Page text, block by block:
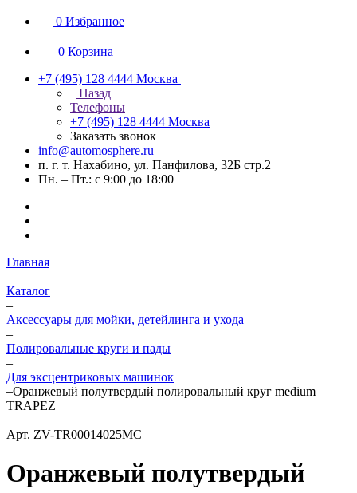
0 Избранное
0 Корзина
+7 (495) 128 4444 Москва
Назад
Телефоны
+7 (495) 128 4444 Москва
Заказать звонок
info@automosphere.ru
п. г. т. Нахабино, ул. Панфилова, 32Б стр.2
Пн. – Пт.: с 9:00 до 18:00
Главная
–
Каталог
–
Аксессуары для мойки, детейлинга и ухода
–
Полировальные круги и пады
–
Для эксцентриковых машинок
–Оранжевый полутвердый полировальный круг medium
TRAPEZ
Арт. ZV-TR00014025MC
Оранжевый полутвердый